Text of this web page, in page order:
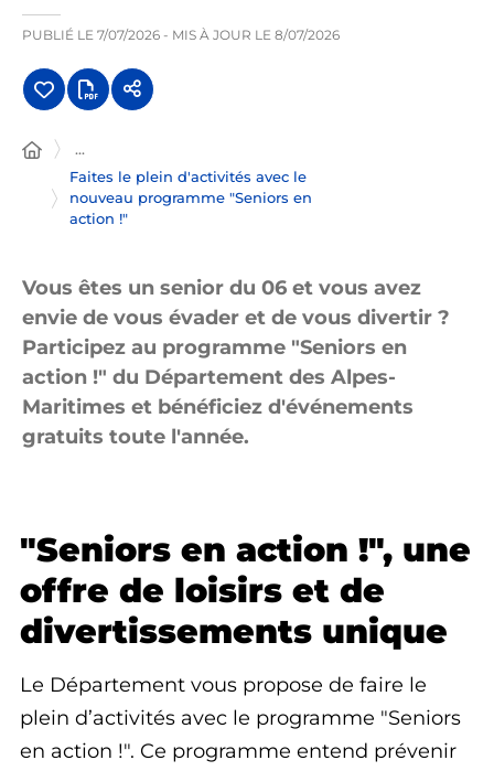
PUBLIÉ LE 7/07/2026 - MIS À JOUR LE 8/07/2026
...
Faites le plein d'activités avec le
nouveau programme "Seniors en
action !"
Vous êtes un senior du 06 et vous avez
envie de vous évader et de vous divertir ?
Participez au programme "Seniors en
action !" du Département des Alpes-
Maritimes et bénéficiez d'événements
gratuits toute l'année.
"Seniors en action !", une
offre de loisirs et de
divertissements unique
Le Département vous propose de faire le
plein d’activités avec le programme "Seniors
en action !". Ce programme entend prévenir